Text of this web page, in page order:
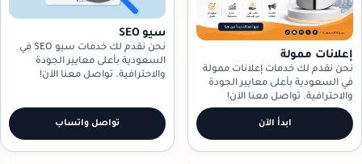
إعلانات ممولة
نحن نقدم لك خدمات إعلانات ممولة
في السعودية بأعلى معايير الجودة
والاحترافية. تواصل معنا الآن!
ابدأ الآن
سيو SEO
نحن نقدم لك خدمات سيو SEO في
السعودية بأعلى معايير الجودة
والاحترافية. تواصل معنا الآن!
تواصل واتساب